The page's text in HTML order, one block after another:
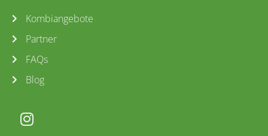
Kombiangebote
Partner
FAQs
Blog